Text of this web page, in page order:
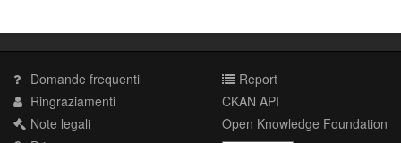
Domande frequenti
Ringraziamenti
Note legali
Report
CKAN API
Open Knowledge Foundation